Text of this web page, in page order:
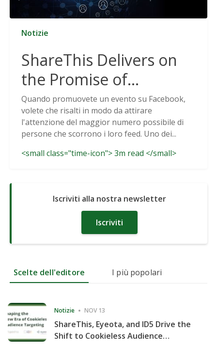
Notizie
ShareThis Delivers on
the Promise of
Cookieless Data
Solutions
Quando promuovete un evento su Facebook,
volete che risalti in modo da attirare
l'attenzione del maggior numero possibile di
persone che scorrono i loro feed. Uno dei...
<small class="time-icon"> 3m read </small>
Iscriviti alla nostra newsletter
Iscriviti
Scelte dell'editore I più popolari
Notizie NOV 13
ShareThis, Eyeota, and ID5 Drive the
Shift to Cookieless Audience